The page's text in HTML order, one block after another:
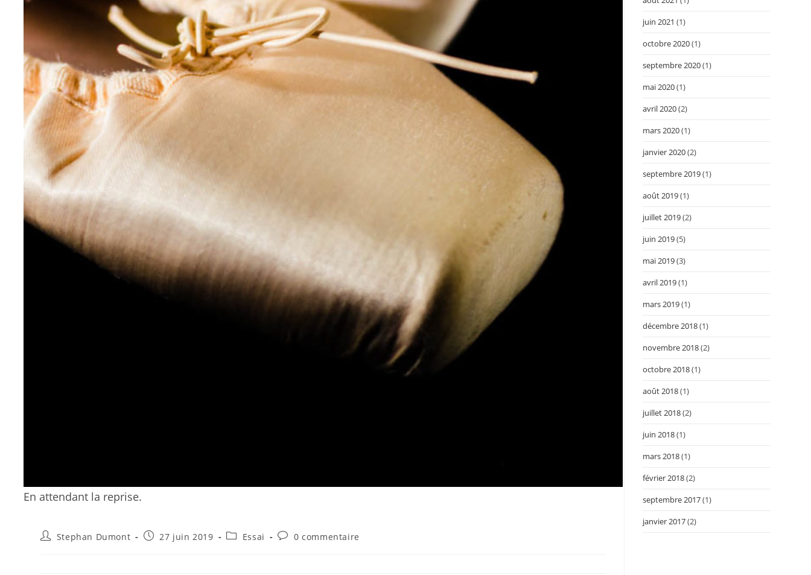
En attendant la reprise.
Auteur/autrice
Stephan Dumont
Publication
27 juin 2019
PostEssai
Commentaires
0 commentaire
juin 2021 (1)
octobre 2020(1)
septembre 2020(1)
mai 2020(1)
avril 2020(2)
mars 2020(1)
janvier 2020(2)
septembre 2019(1)
août 2019(1)
juillet 2019(2)
juin 2019(5)
mai 2019(3)
avril 2019(1)
mars 2019(1)
décembre 2018(1)
novembre 2018(2)
octobre 2018(1)
août 2018(1)
juillet 2018(2)
juin 2018(1)
mars 2018(1)
février 2018(2)
septembre 2017(1)
janvier 2017(2)